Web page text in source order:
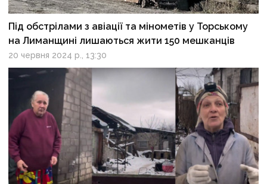
Під обстрілами з авіації та мінометів у Торському
на Лиманщині лишаються жити 150 мешканців
20 червня 2024 р., 13:30